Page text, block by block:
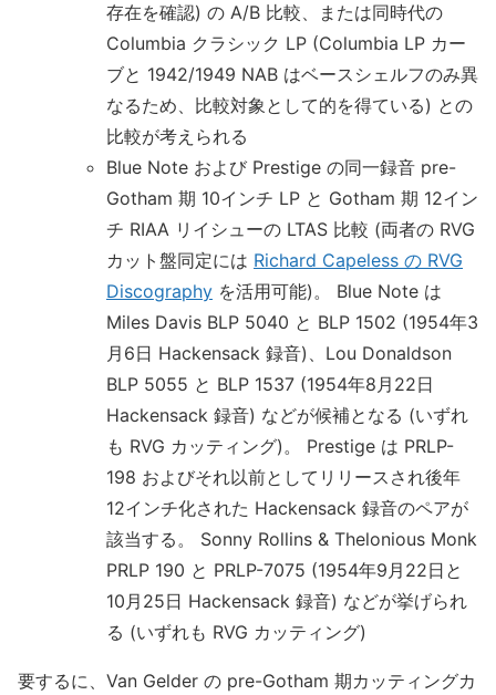
存在を確認) の A/B 比較、または同時代の
Columbia クラシック LP (Columbia LP カー
ブと 1942/1949 NAB はベースシェルフのみ異
なるため、比較対象として的を得ている) との
比較が考えられる
Blue Note および Prestige の同一録音 pre-
Gotham 期 10インチ LP と Gotham 期 12イン
チ RIAA リイシューの LTAS 比較 (両者の RVG
カット盤同定には Richard Capeless の RVG
Discography を活用可能)。 Blue Note は
Miles Davis BLP 5040 と BLP 1502 (1954年3
月6日 Hackensack 録音)、Lou Donaldson
BLP 5055 と BLP 1537 (1954年8月22日
Hackensack 録音) などが候補となる (いずれ
も RVG カッティング)。 Prestige は PRLP-
198 およびそれ以前としてリリースされ後年
12インチ化された Hackensack 録音のペアが
該当する。 Sonny Rollins & Thelonious Monk
PRLP 190 と PRLP-7075 (1954年9月22日と
10月25日 Hackensack 録音) などが挙げられ
る (いずれも RVG カッティング)
要するに、Van Gelder の pre-Gotham 期カッティングカ